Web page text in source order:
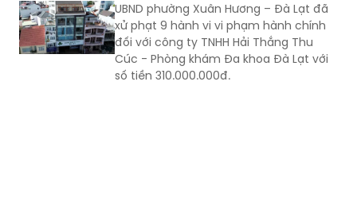
Thắng Thu Cúc - Phòng khám Đa khoa Đà
Lạt bị xử phạt hơn 300 triệu đồng
UBND phường Xuân Hương – Đà Lạt đã
xử phạt 9 hành vi vi phạm hành chính